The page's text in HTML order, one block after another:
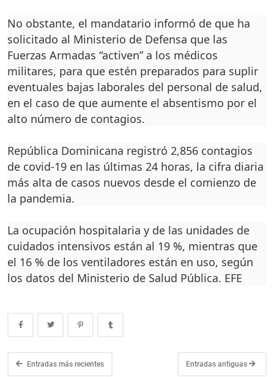
No obstante, el mandatario informó de que ha
solicitado al Ministerio de Defensa que las
Fuerzas Armadas “activen” a los médicos
militares, para que estén preparados para suplir
eventuales bajas laborales del personal de salud,
en el caso de que aumente el absentismo por el
alto número de contagios.
República Dominicana registró 2,856 contagios
de covid-19 en las últimas 24 horas, la cifra diaria
más alta de casos nuevos desde el comienzo de
la pandemia.
La ocupación hospitalaria y de las unidades de
cuidados intensivos están al 19 %, mientras que
el 16 % de los ventiladores están en uso, según
los datos del Ministerio de Salud Pública. EFE
Entradas más recientes Entradas antiguas